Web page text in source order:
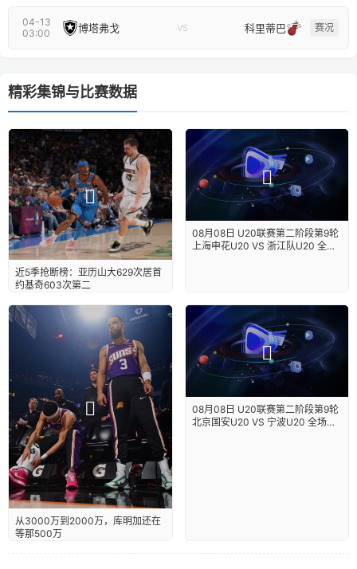
04-13
03:00
博塔弗戈 VS 科里蒂巴 赛况
精彩集锦与比赛数据
近5季抢断榜：亚历山大629次居首
约基奇603次第二
08月08日 U20联赛第二阶段第9轮
上海申花U20 VS 浙江队U20 全场
从3000万到2000万，库明加还在
等那500万
08月08日 U20联赛第二阶段第9轮
北京国安U20 VS 宁波U20 全场录